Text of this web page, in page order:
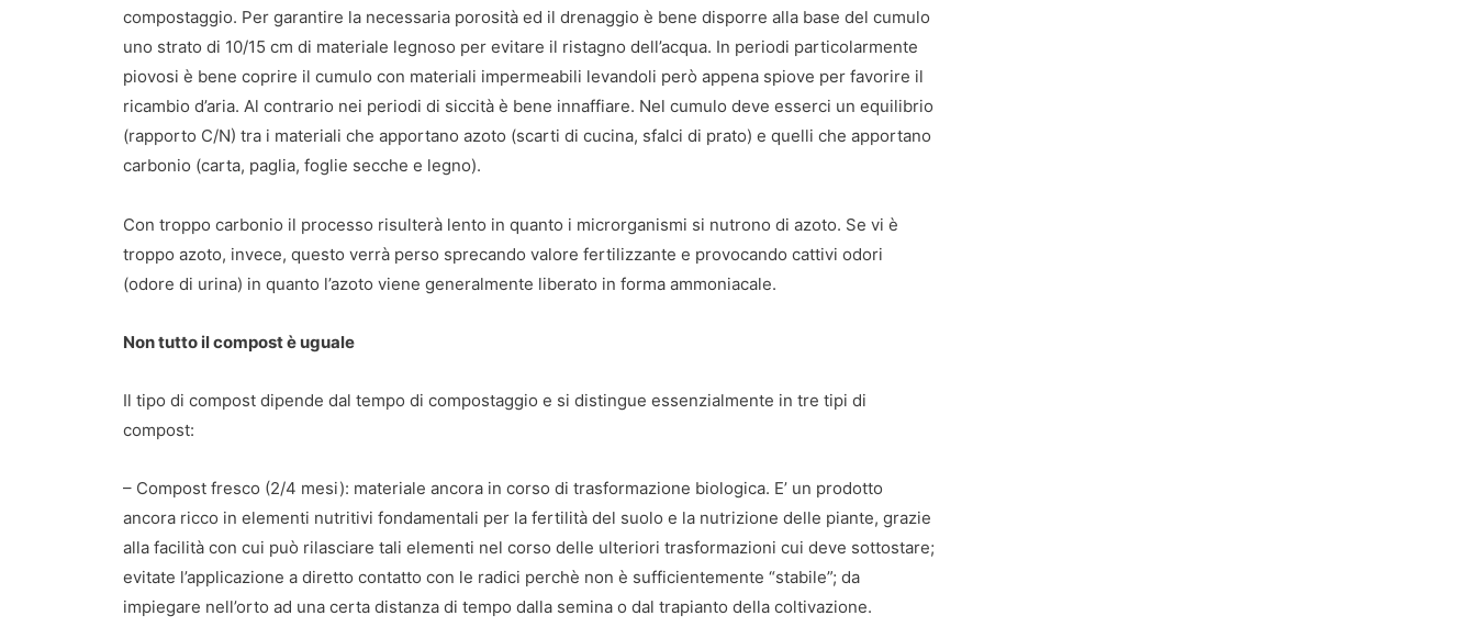
compostaggio. Per garantire la necessaria porosità ed il drenaggio è bene disporre alla base del cumulo
uno strato di 10/15 cm di materiale legnoso per evitare il ristagno dell’acqua. In periodi particolarmente
piovosi è bene coprire il cumulo con materiali impermeabili levandoli però appena spiove per favorire il
ricambio d’aria. Al contrario nei periodi di siccità è bene innaffiare. Nel cumulo deve esserci un equilibrio
(rapporto C/N) tra i materiali che apportano azoto (scarti di cucina, sfalci di prato) e quelli che apportano
carbonio (carta, paglia, foglie secche e legno).
Con troppo carbonio il processo risulterà lento in quanto i microrganismi si nutrono di azoto. Se vi è
troppo azoto, invece, questo verrà perso sprecando valore fertilizzante e provocando cattivi odori
(odore di urina) in quanto l’azoto viene generalmente liberato in forma ammoniacale.
Non tutto il compost è uguale
Il tipo di compost dipende dal tempo di compostaggio e si distingue essenzialmente in tre tipi di
compost:
– Compost fresco (2/4 mesi): materiale ancora in corso di trasformazione biologica. E’ un prodotto
ancora ricco in elementi nutritivi fondamentali per la fertilità del suolo e la nutrizione delle piante, grazie
alla facilità con cui può rilasciare tali elementi nel corso delle ulteriori trasformazioni cui deve sottostare;
evitate l’applicazione a diretto contatto con le radici perchè non è sufficientemente “stabile”; da
impiegare nell’orto ad una certa distanza di tempo dalla semina o dal trapianto della coltivazione.